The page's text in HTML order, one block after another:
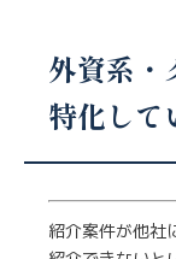
外資系・
特化して
紹介案件が他社